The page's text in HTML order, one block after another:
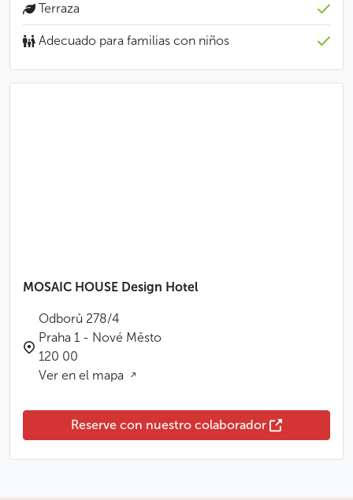
Terraza
Adecuado para familias con niños
MOSAIC HOUSE Design Hotel
Odborů 278/4
Praha 1 - Nové Město
120 00
Ver en el mapa
Reserve con nuestro colaborador